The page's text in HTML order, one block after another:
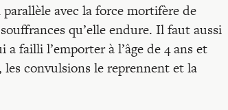
avec la force mortifère de
qu’elle endure. Il faut aussi
failli l’emporter à l’âge de 4 ans et
convulsions le reprennent et la